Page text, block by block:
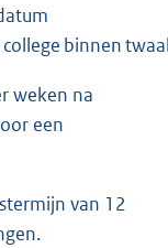
binnen
weken na
een
van 12